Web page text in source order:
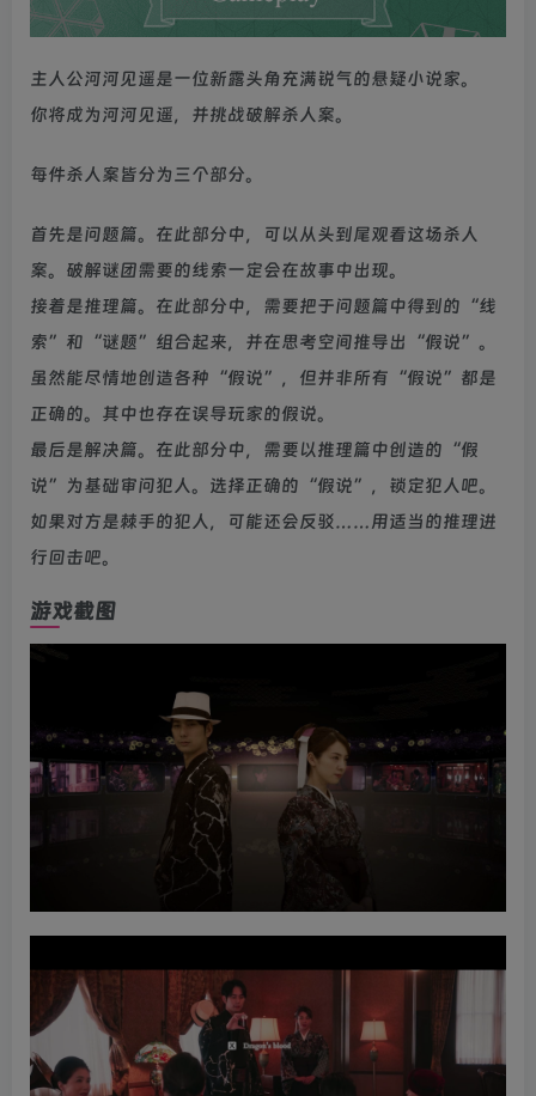
主人公河河见遥是一位新露头角充满锐气的悬疑小说家。
你将成为河河见遥，并挑战破解杀人案。
每件杀人案皆分为三个部分。
首先是问题篇。在此部分中，可以从头到尾观看这场杀人
案。破解谜团需要的线索一定会在故事中出现。
接着是推理篇。在此部分中，需要把于问题篇中得到的“线
索”和“谜题”组合起来，并在思考空间推导出“假说”。
虽然能尽情地创造各种“假说”，但并非所有“假说”都是
正确的。其中也存在误导玩家的假说。
最后是解决篇。在此部分中，需要以推理篇中创造的“假
说”为基础审问犯人。选择正确的“假说”，锁定犯人吧。
如果对方是棘手的犯人，可能还会反驳……用适当的推理进
行回击吧。
游戏截图